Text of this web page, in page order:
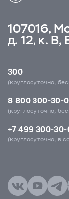
107016,
д. 12, к. В,
300
(круглосуточно,
8 800 300-30-
(круглосуточно,
+7 499 300-30-
(круглосуточно, в